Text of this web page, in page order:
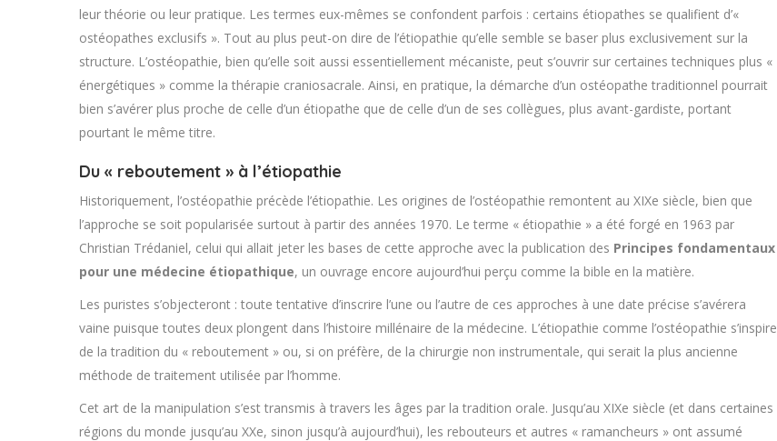
leur théorie ou leur pratique. Les termes eux-mêmes se confondent parfois : certains étiopathes se qualifient d’«
ostéopathes exclusifs ». Tout au plus peut-on dire de l’étiopathie qu’elle semble se baser plus exclusivement sur la
structure. L’ostéopathie, bien qu’elle soit aussi essentiellement mécaniste, peut s’ouvrir sur certaines techniques plus «
énergétiques » comme la thérapie craniosacrale. Ainsi, en pratique, la démarche d’un ostéopathe traditionnel pourrait
bien s’avérer plus proche de celle d’un étiopathe que de celle d’un de ses collègues, plus avant-gardiste, portant
pourtant le même titre.
Du « reboutement » à l’étiopathie
Historiquement, l’ostéopathie précède l’étiopathie. Les origines de l’ostéopathie remontent au XIXe siècle, bien que
l’approche se soit popularisée surtout à partir des années 1970. Le terme « étiopathie » a été forgé en 1963 par
Christian Trédaniel, celui qui allait jeter les bases de cette approche avec la publication des Principes fondamentaux
pour une médecine étiopathique, un ouvrage encore aujourd’hui perçu comme la bible en la matière.
Les puristes s’objecteront : toute tentative d’inscrire l’une ou l’autre de ces approches à une date précise s’avérera
vaine puisque toutes deux plongent dans l’histoire millénaire de la médecine. L’étiopathie comme l’ostéopathie s’inspire
de la tradition du « reboutement » ou, si on préfère, de la chirurgie non instrumentale, qui serait la plus ancienne
méthode de traitement utilisée par l’homme.
Cet art de la manipulation s’est transmis à travers les âges par la tradition orale. Jusqu’au XIXe siècle (et dans certaines
régions du monde jusqu’au XXe, sinon jusqu’à aujourd’hui), les rebouteurs et autres « ramancheurs » ont assumé